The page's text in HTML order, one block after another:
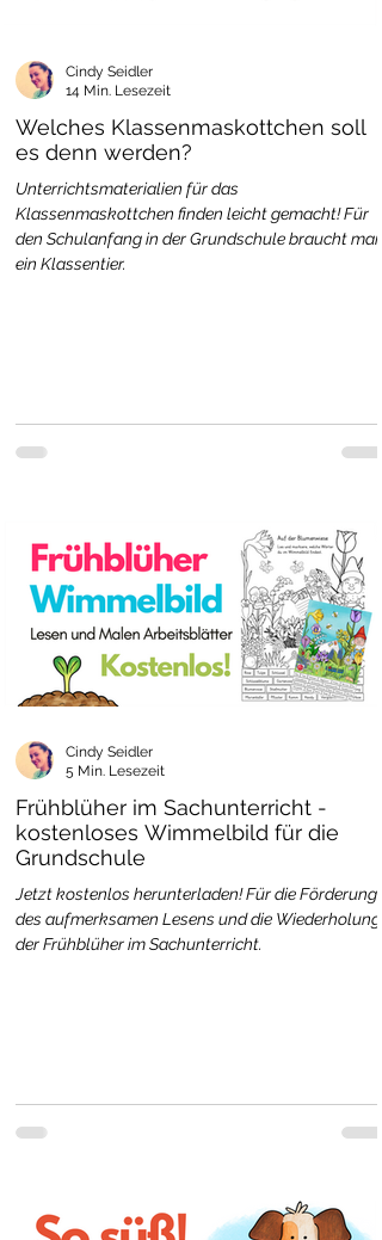
Welches Klassenmaskottchen soll
es denn werden?
Unterrichtsmaterialien für das
Klassenmaskottchen finden leicht gemacht! Für
den Schulanfang in der Grundschule braucht man
ein Klassentier.
Cindy Seidler
14 Min. Lesezeit
Frühblüher im Sachunterricht -
kostenloses Wimmelbild für die
Grundschule
Jetzt kostenlos herunterladen! Für die Förderung
des aufmerksamen Lesens und die Wiederholung
der Frühblüher im Sachunterricht.
Cindy Seidler
5 Min. Lesezeit